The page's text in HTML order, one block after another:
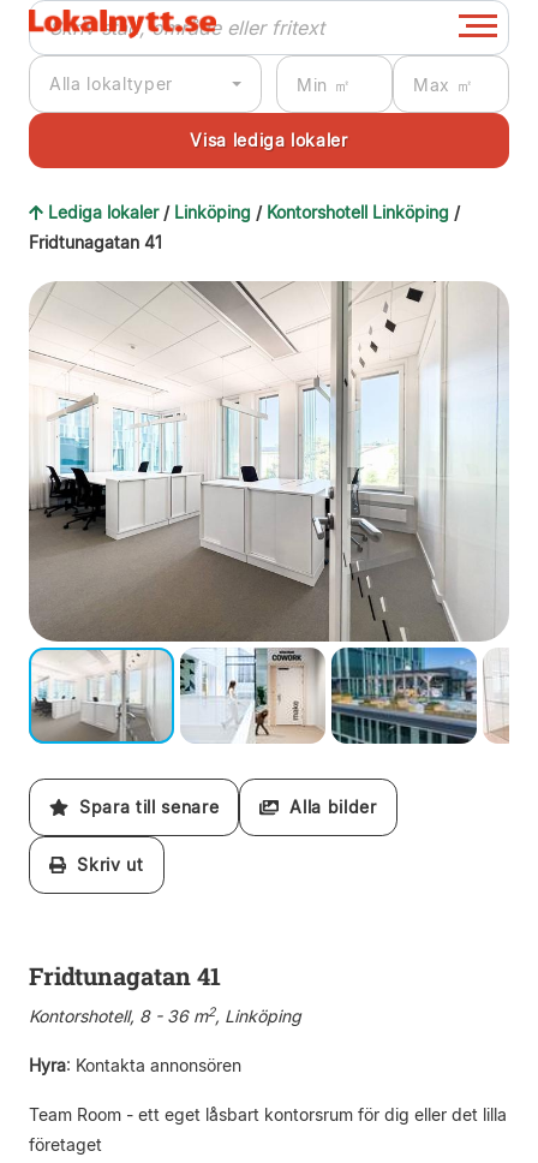
Alla lokaltyper
Lediga lokaler / Linköping / Kontorshotell Linköping /
Fridtunagatan 41
Spara till senare Alla bilder
Skriv ut
Fridtunagatan 41
Kontorshotell, 8 - 36 m2, Linköping
Hyra: Kontakta annonsören
Team Room - ett eget låsbart kontorsrum för dig eller det lilla
företaget